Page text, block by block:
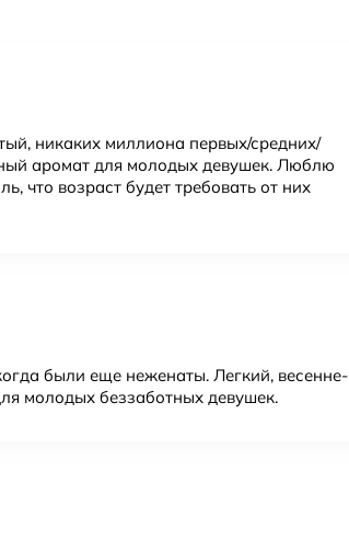
никаких миллиона первых/средних/
аромат для молодых девушек. Люблю
что возраст будет требовать от них
были еще неженаты. Легкий, весенне-
молодых беззаботных девушек.